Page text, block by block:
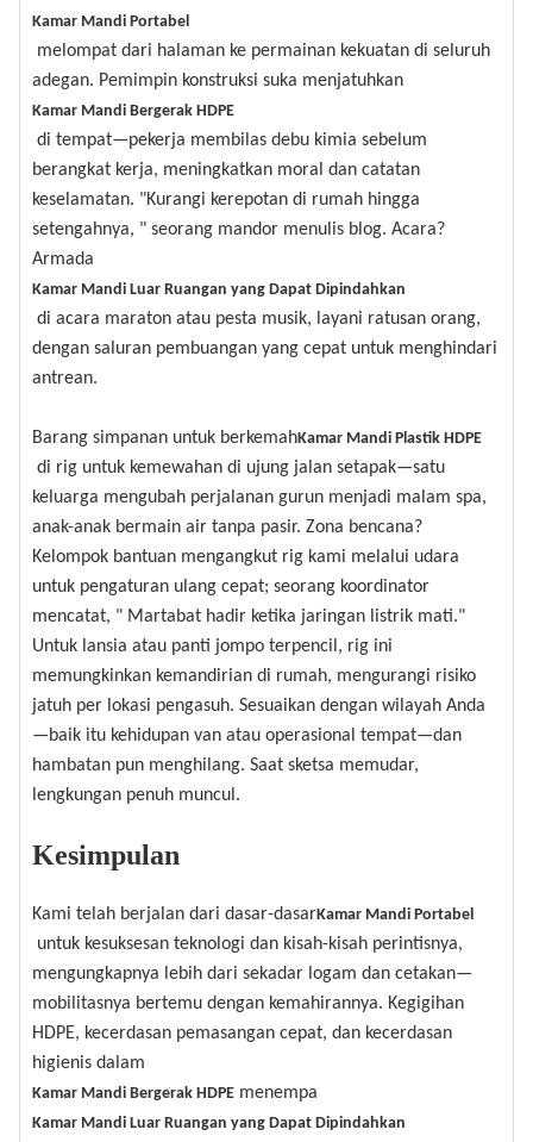
Kamar Mandi Portabel
melompat dari halaman ke permainan kekuatan di seluruh
adegan. Pemimpin konstruksi suka menjatuhkan
Kamar Mandi Bergerak HDPE
di tempat—pekerja membilas debu kimia sebelum
berangkat kerja, meningkatkan moral dan catatan
keselamatan. "Kurangi kerepotan di rumah hingga
setengahnya, " seorang mandor menulis blog. Acara?
Armada
Kamar Mandi Luar Ruangan yang Dapat Dipindahkan
di acara maraton atau pesta musik, layani ratusan orang,
dengan saluran pembuangan yang cepat untuk menghindari
antrean.
Barang simpanan untuk berkemahKamar Mandi Plastik HDPE
di rig untuk kemewahan di ujung jalan setapak—satu
keluarga mengubah perjalanan gurun menjadi malam spa,
anak-anak bermain air tanpa pasir. Zona bencana?
Kelompok bantuan mengangkut rig kami melalui udara
untuk pengaturan ulang cepat; seorang koordinator
mencatat, " Martabat hadir ketika jaringan listrik mati."
Untuk lansia atau panti jompo terpencil, rig ini
memungkinkan kemandirian di rumah, mengurangi risiko
jatuh per lokasi pengasuh. Sesuaikan dengan wilayah Anda
—baik itu kehidupan van atau operasional tempat—dan
hambatan pun menghilang. Saat sketsa memudar,
lengkungan penuh muncul.
Kesimpulan
Kami telah berjalan dari dasar-dasarKamar Mandi Portabel
untuk kesuksesan teknologi dan kisah-kisah perintisnya,
mengungkapnya lebih dari sekadar logam dan cetakan—
mobilitasnya bertemu dengan kemahirannya. Kegigihan
HDPE, kecerdasan pemasangan cepat, dan kecerdasan
higienis dalam
Kamar Mandi Bergerak HDPE menempa
Kamar Mandi Luar Ruangan yang Dapat Dipindahkan